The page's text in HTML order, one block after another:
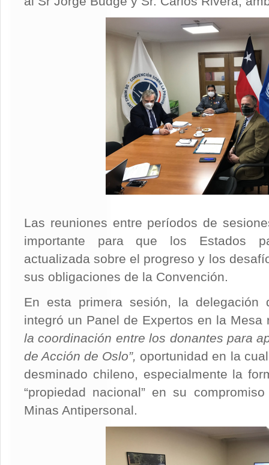
Las reuniones entre períodos de
importante para que los Estados
actualizada sobre el progreso y los
sus obligaciones de la Convención.
En esta primera sesión, la delegación
integró un Panel de Expertos en la
la coordinación entre los donantes para
de Acción de Oslo”, oportunidad en la
desminado chileno, especialmente la
“propiedad nacional” en su
Minas Antipersonal.